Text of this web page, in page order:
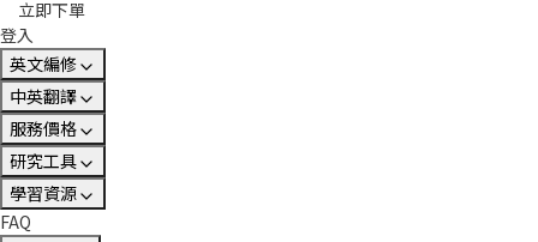
立即下單
登入
英文編修
中英翻譯
服務價格
研究工具
學習資源
FAQ